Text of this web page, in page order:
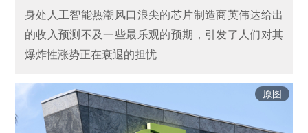
身处人工智能热潮风口浪尖的芯片制造商英伟达给出
的收入预测不及一些最乐观的预期，引发了人们对其
爆炸性涨势正在衰退的担忧
原图